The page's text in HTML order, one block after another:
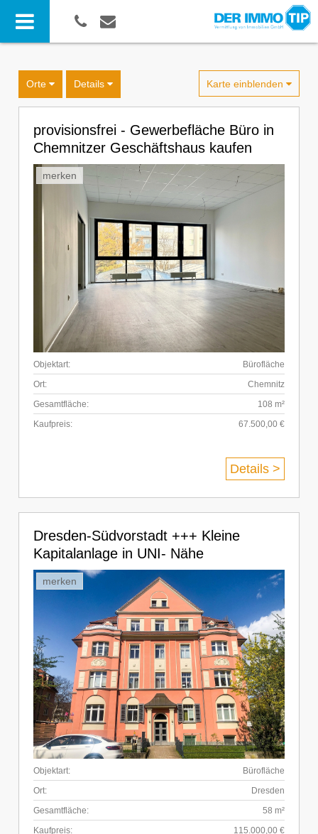
Details
Orte Karte einblenden
provisionsfrei - Gewerbefläche Büro in
Chemnitzer Geschäftshaus kaufen
merken
Objektart:
Bürofläche
Ort:
Chemnitz
Gesamtfläche:
108 m²
Kaufpreis:
67.500,00 €
Details >
Dresden-Südvorstadt +++ Kleine
Kapitalanlage in UNI- Nähe
merken
Objektart:
Bürofläche
Ort:
Dresden
Gesamtfläche:
58 m²
Kaufpreis:
115.000,00 €